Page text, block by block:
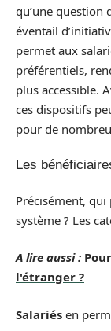
qu’une question
éventail
permet aux
préférentiels,
plus accessible.
ces dispositifs
pour de
Les
Précisément, qui
système ? Les
A lire aussi :
l'étranger ?
Salariés en